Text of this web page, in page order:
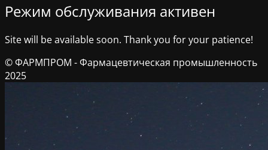
Режим обслуживания активен
Site will be available soon. Thank you for your patience!
© ФАРМПРОМ - Фармацевтическая промышленность
2025